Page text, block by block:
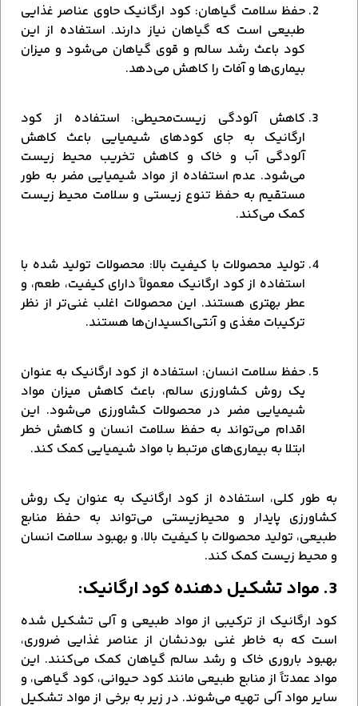
حفظ سلامت گیاهان: کود ارگانیک حاوی عناصر غذایی
طبیعی است که گیاهان نیاز دارند. استفاده از این
کود باعث رشد سالم و قوی گیاهان می‌شود و میزان
بیماری‌ها و آفات را کاهش می‌دهد.
کاهش آلودگی زیست‌محیطی: استفاده از کود
ارگانیک به جای کودهای شیمیایی باعث کاهش
آلودگی آب و خاک و کاهش تخریب محیط زیست
می‌شود. عدم استفاده از مواد شیمیایی مضر به طور
مستقیم به حفظ تنوع زیستی و سلامت محیط زیست
کمک می‌کند.
تولید محصولات با کیفیت بالا: محصولات تولید شده با
استفاده از کود ارگانیک معمولاً دارای کیفیت، طعم، و
عطر بهتری هستند. این محصولات اغلب غنی‌تر از نظر
ترکیبات مغذی و آنتی‌اکسیدان‌ها هستند.
حفظ سلامت انسان: استفاده از کود ارگانیک به عنوان
یک روش کشاورزی سالم، باعث کاهش میزان مواد
شیمیایی مضر در محصولات کشاورزی می‌شود. این
اقدام می‌تواند به حفظ سلامت انسان و کاهش خطر
ابتلا به بیماری‌های مرتبط با مواد شیمیایی کمک کند.
به طور کلی، استفاده از کود ارگانیک به عنوان یک روش
کشاورزی پایدار و محیط‌زیستی می‌تواند به حفظ منابع
طبیعی، تولید محصولات با کیفیت بالا، و بهبود سلامت انسان
و محیط زیست کمک کند.
3. مواد تشکیل دهنده کود ارگانیک:
کود ارگانیک از ترکیبی از مواد طبیعی و آلی تشکیل شده
است که به خاطر غنی بودنشان از عناصر غذایی ضروری،
بهبود باروری خاک و رشد سالم گیاهان کمک می‌کنند. این
مواد عمدتاً از منابع طبیعی مانند کود حیوانی، کود گیاهی، و
سایر مواد آلی تهیه می‌شوند. در زیر به برخی از مواد تشکیل